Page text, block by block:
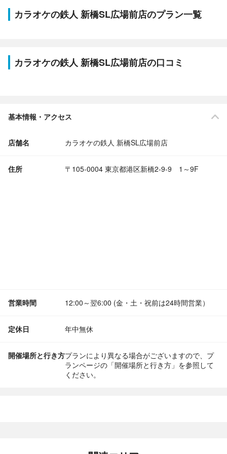
カラオケの鉄人 新橋SL広場前店のプラン一覧
カラオケの鉄人 新橋SL広場前店の口コミ
基本情報・アクセス
店舗名 カラオケの鉄人 新橋SL広場前店
住所 〒105-0004 東京都港区新橋2-9-9 1～9F
営業時間 12:00～翌6:00 (金・土・祝前は24時間営業）
定休日 年中無休
開催場所と行き方プランにより異なる場合がございますので、プ
ランページの「開催場所と行き方」を参照して
ください。